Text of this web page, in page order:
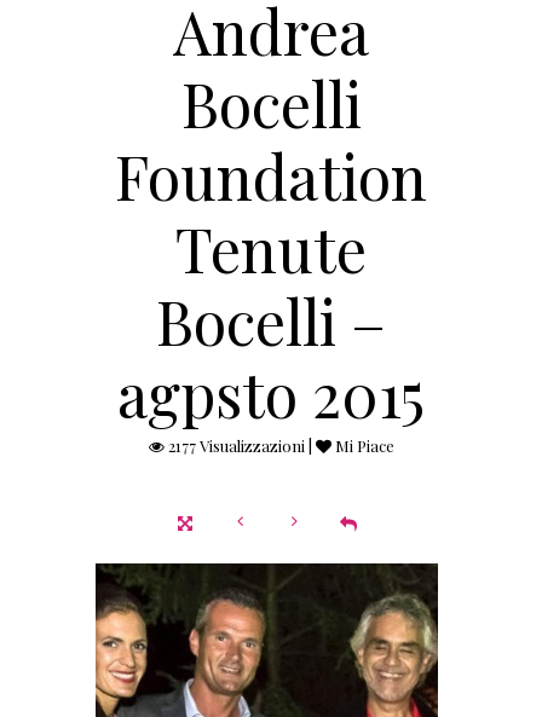
Andrea
Bocelli
Foundation
Tenute
Bocelli –
agpsto 2015
2177 Visualizzazioni | Mi Piace